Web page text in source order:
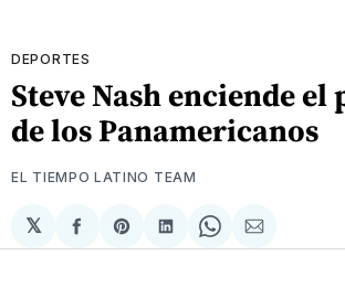
DEPORTES
Steve Nash enciende el
de los Panamericanos
EL TIEMPO LATINO TEAM
𝕏
Compartir
en
Share
on
Compartir
en
Share
on
Compartir
via